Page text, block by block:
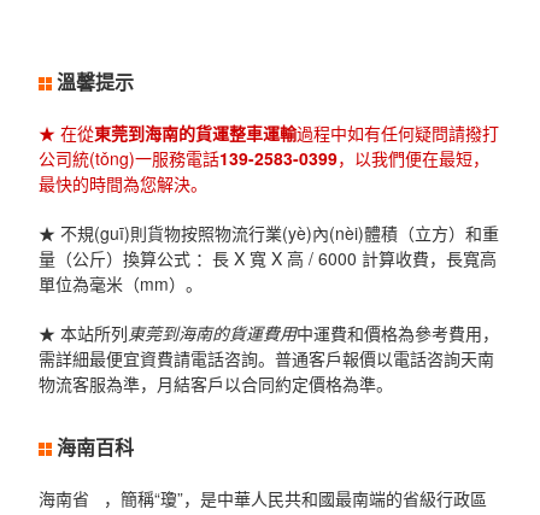
溫馨提示
★ 在從東莞到海南的貨運整車運輸過程中如有任何疑問請撥打
公司統(tǒng)一服務電話139-2583-0399，以我們便在最短，
最快的時間為您解決。
★ 不規(guī)則貨物按照物流行業(yè)內(nèi)體積（立方）和重
量（公斤）換算公式 ：長 X 寬 X 高 / 6000 計算收費，長寬高
單位為毫米（mm）。
★ 本站所列東莞到海南的貨運費用中運費和價格為參考費用，
需詳細最便宜資費請電話咨詢。普通客戶報價以電話咨詢天南
物流客服為準，月結客戶以合同約定價格為準。
海南百科
海南省 ，簡稱“瓊”，是中華人民共和國最南端的省級行政區